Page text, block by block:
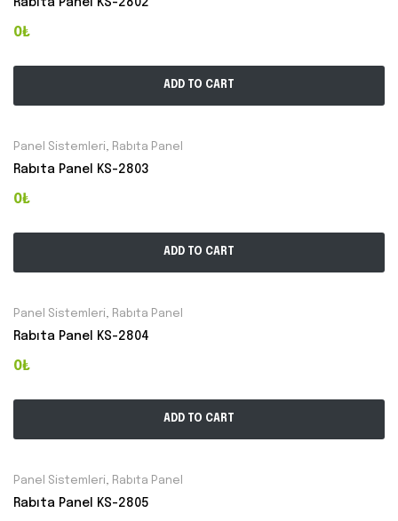
Rabıta Panel KS-2802
0₺
ADD TO CART
Panel Sistemleri, Rabıta Panel
Rabıta Panel KS-2803
0₺
ADD TO CART
Panel Sistemleri, Rabıta Panel
Rabıta Panel KS-2804
0₺
ADD TO CART
Panel Sistemleri, Rabıta Panel
Rabıta Panel KS-2805